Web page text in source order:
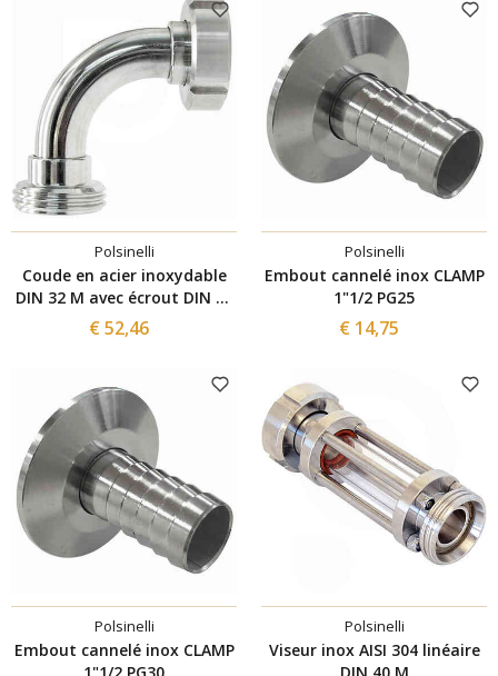
Polsinelli
Coude en acier inoxydable
DIN 32 M avec écrout DIN 32
F
€ 52,46
Polsinelli
Embout cannelé inox CLAMP
1"1/2 PG25
€ 14,75
Polsinelli
Embout cannelé inox CLAMP
1"1/2 PG30
Polsinelli
Viseur inox AISI 304 linéaire
DIN 40 M